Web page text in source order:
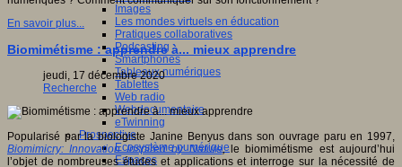
Images
Les mondes virtuels en éducation
Pratiques collaboratives
Podcasting
Smartphones
Tableaux numériques
Tablettes
Web radio
Webdocumentaire
eTwinning
Prospective
Ecosystème numérique
Espaces
En savoir plus...
Biomimétisme : apprendre à... mieux apprendre
jeudi, 17 décembre 2020
Recherche
Popularisé par la biologiste Janine Benyus dans son ouvrage paru en 1997,
Biomimicry: Innovation Inspired by Nature, le biomimétisme est aujourd’hui
l’objet de nombreuses études et applications et interroge sur la nécessité de